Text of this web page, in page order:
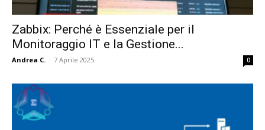
Zabbix: Perché è Essenziale per il
Monitoraggio IT e la Gestione...
Andrea C. - 7 Aprile 2025 0